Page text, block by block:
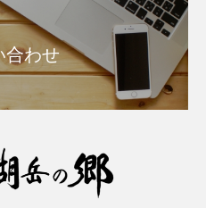
合わせ